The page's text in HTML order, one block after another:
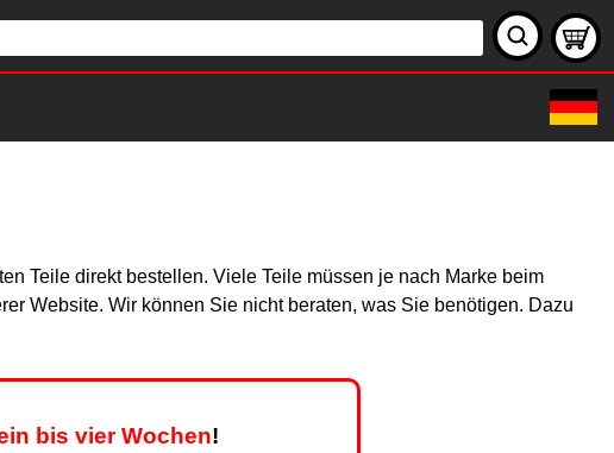
Teile direkt bestellen. Viele Teile müssen je nach Marke beim
Website. Wir können Sie nicht beraten, was Sie benötigen. Dazu
bis vier Wochen!